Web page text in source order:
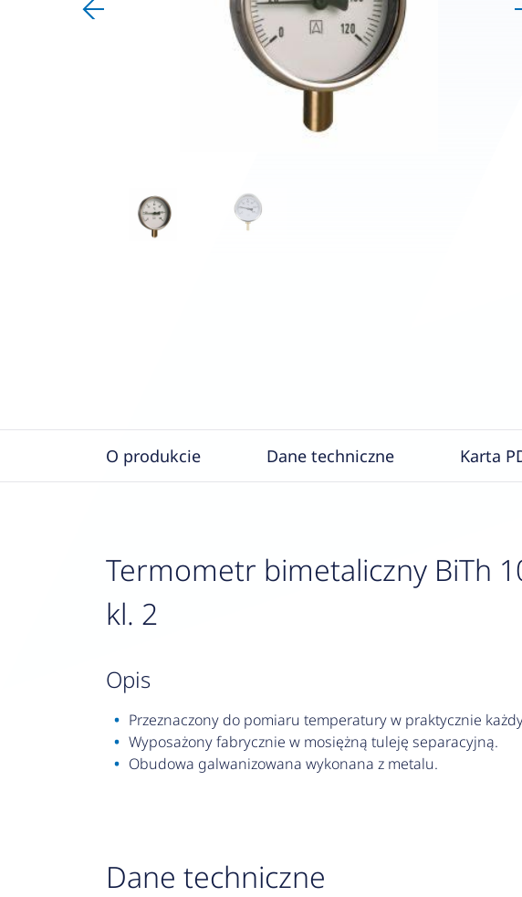
O produkcie Dane techniczne Karta
Termometr bimetaliczny BiTh
kl. 2
opis
Przeznaczony do pomiaru temperatury w praktycznie
Wyposażony fabrycznie w mosiężną tuleję separacyjną.
Obudowa galwanizowana wykonana z metalu.
Dane techniczne